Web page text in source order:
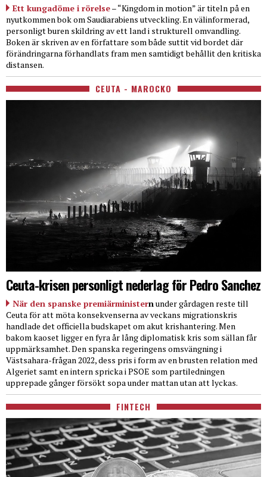
Ett kungadöme i rörelse– “Kingdom in motion” är titeln på en
nyutkommen bok om Saudiarabiens utveckling. En välinformerad,
personligt buren skildring av ett land i strukturell omvandling.
Boken är skriven av en författare som både suttit vid bordet där
förändringarna förhandlats fram men samtidigt behållit den kritiska
distansen.
CEUTA - MAROCKO
Ceuta-krisen personligt nederlag för Pedro Sanchez
När den spanske premiärministernunder gårdagen reste till
Ceuta för att möta konsekvenserna av veckans migrationskris
handlade det officiella budskapet om akut krishantering. Men
bakom kaoset ligger en fyra år lång diplomatisk kris som sällan får
uppmärksamhet. Den spanska regeringens omsvängning i
Västsahara-frågan 2022, dess pris i form av en brusten relation med
Algeriet samt en intern spricka i PSOE som partiledningen
upprepade gånger försökt sopa under mattan utan att lyckas.
FINTECH